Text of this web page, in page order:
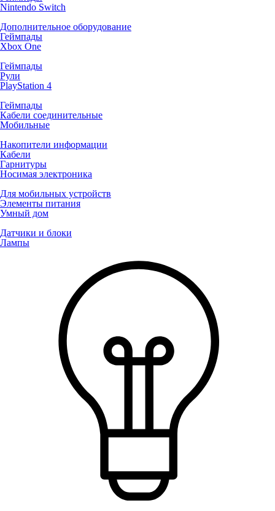
Nintendo Switch
Дополнительное оборудование
Геймпады
Xbox One
Геймпады
Рули
PlayStation 4
Геймпады
Кабели соединительные
Мобильные
Накопители информации
Кабели
Гарнитуры
Носимая электроника
Для мобильных устройств
Элементы питания
Умный дом
Датчики и блоки
Лампы